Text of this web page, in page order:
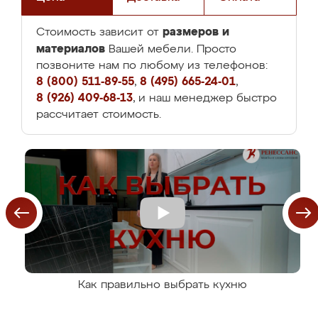
Стоимость зависит от размеров и
материалов Вашей мебели. Просто
позвоните нам по любому из телефонов:
8 (800) 511-89-55, 8 (495) 665-24-01,
8 (926) 409-68-13, и наш менеджер быстро
рассчитает стоимость.
Как правильно выбрать кухню